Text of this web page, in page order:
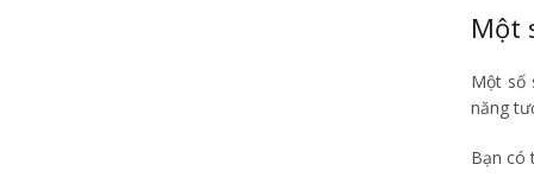
Một
Một số
năng
Bạn có